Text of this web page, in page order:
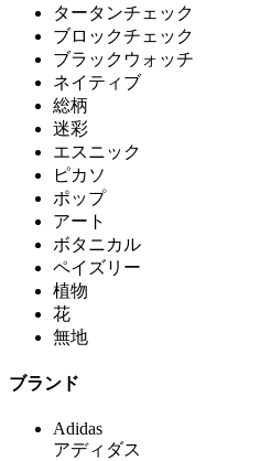
タータンチェック
ブロックチェック
ブラックウォッチ
ネイティブ
総柄
迷彩
エスニック
ピカソ
ポップ
アート
ボタニカル
ペイズリー
植物
花
無地
ブランド
Adidas
アディダス